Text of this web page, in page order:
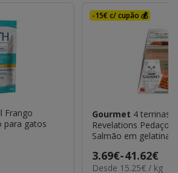
Frango
para gatos
-15€ c/ cupão 💰
Gourmet 4 terrinas
Revelations Pedaços
Salmão em gelatina
Preço
de
3.69€-41.62€
15.25€
Desde 15.25€ / kg